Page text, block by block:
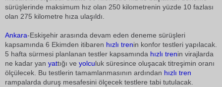
sürüşlerinde maksimum hız olan 250 kilometrenin yüzde 10 fazlası
olan 275 kilometre hıza ulaşıldı.
Ankara-Eskişehir arasında devam eden deneme sürüşleri
kapsamında 6 Ekimden itibaren hızlı trenin konfor testleri yapılacak.
5 hafta sürmesi planlanan testler kapsamında hızlı trenin virajlarda
ne kadar yan yattığı ve yolculuk süresince oluşacak titreşimin oranı
ölçülecek. Bu testlerin tamamlanmasının ardından hızlı tren
rampalarda duruş mesafesini ölçecek testlere tabi tutulacak.